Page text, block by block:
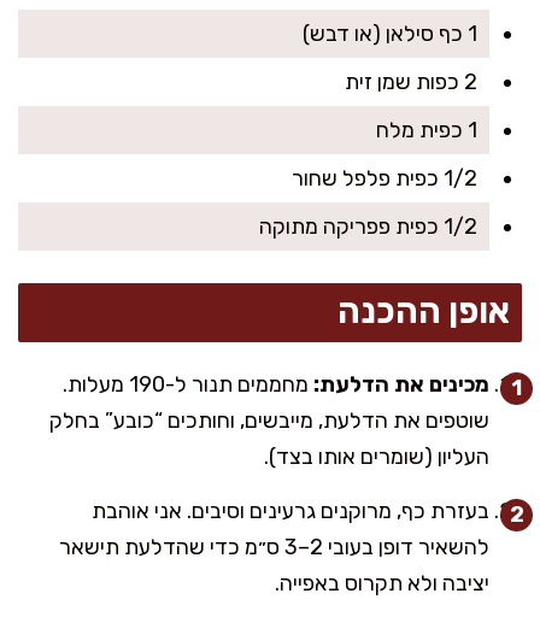
1 כף סילאן (או דבש)
2 כפות שמן זית
1 כפית מלח
1/2 כפית פלפל שחור
1/2 כפית פפריקה מתוקה
אופן ההכנה
מכינים את הדלעת:
מחממים תנור ל-190 מעלות.
שוטפים את הדלעת, מייבשים, וחותכים “כובע” בחלק
העליון (שומרים אותו בצד).
בעזרת כף, מרוקנים גרעינים וסיבים. אני אוהבת
להשאיר דופן בעובי 2–3 ס״מ כדי שהדלעת תישאר
יציבה ולא תקרוס באפייה.